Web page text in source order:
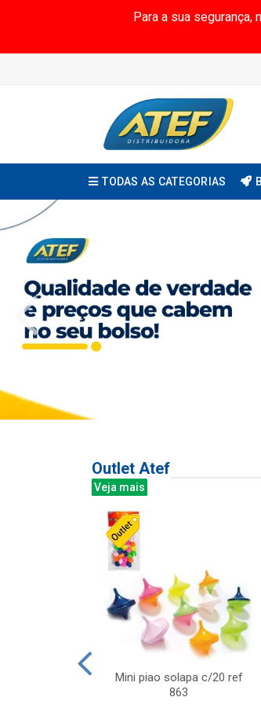
Para a sua
TODAS AS CATEGORIAS
Outlet Atef
Veja mais
Mini piao solapa c/20 ref
863